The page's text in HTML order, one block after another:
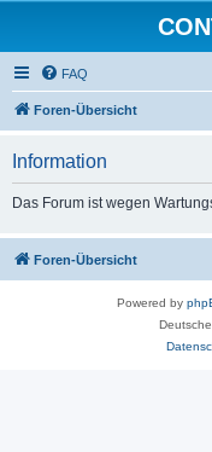
FAQ
Foren-Übersicht
Information
Das Forum ist wegen
Foren-Übersicht
Powered by